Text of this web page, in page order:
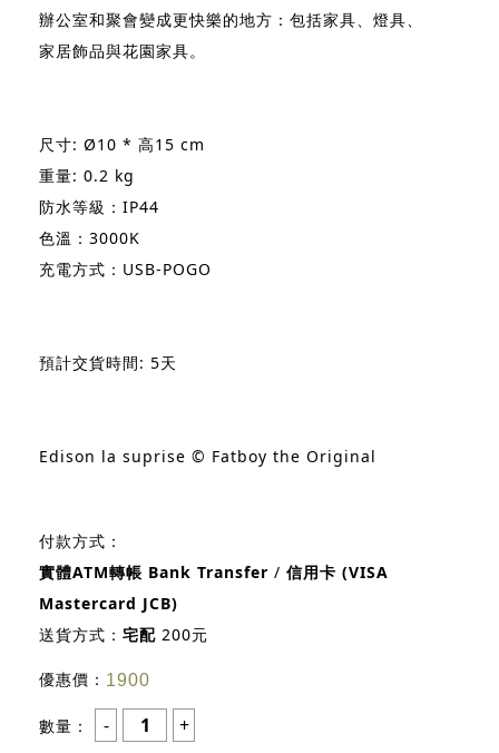
辦公室和聚會變成更快樂的地方：包括家具、燈具、
家居飾品與花園家具。
尺寸: Ø10 * 高15 cm
重量: 0.2 kg
防水等級：IP44
色溫：3000K
充電方式：USB-POGO
預計交貨時間: 5天
Edison la suprise © Fatboy the Original
付款方式：
實體ATM轉帳 Bank Transfer / 信用卡 (VISA
Mastercard JCB)
送貨方式： 宅配 200元
優惠價： 1900
數量：